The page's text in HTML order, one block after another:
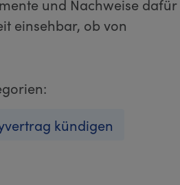
und Nachweise dafür
einsehbar, ob von
kündigen